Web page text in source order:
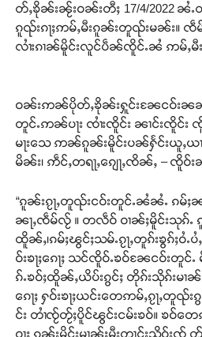
တ်ႇၶိုၼ်းၼႂ်းဝၼ်းတီႈ 17/4/2022 ၼႆႉ
ၵူၺ်းၵႃႈဢမ်ႇမီးၵူၼ်းတူၺ်းမၼ်း။ ၸဵ
လၢႆးၵၢၼ်မိူင်းလူင်ပဵၼ်ၸိူင်ႉၼႆ ဢမ်ႇမီ
ဝၼ်းဢၼ်ပိုတ်ႇၶိုၼ်းႁူင်းၼႄငဝ်းၼၼ်
တူင်ႉဢၼ်ပႃး ၸၢႆးၸိူင်း ၼၢင်းၸိူင်း
မႃးသေ ဢၼ်ၵူၼ်းမိူင်းပၼ်ႁႅင်းယူႇယ
မိၼ်း၊ ဢဵင်ႇတရႃႇၵျေႃႇၸိၼ်ႇ – ၸိူဝ်း
“ၵူၼ်းၵႂႃႇတူၺ်းငဝ်းတူင်ႉၼႆၼႆႉ ၵမ်
ၼႃႇၸဵမ်လႂ် ။ တလဵဝ် ဝၢၼ်ႈမိူင်းသုၵ်ႉ
ထိူၼ်ႇ၊ၵမ်ႈၽွင်ႈသမ်ႉၵႂႃႇတူၵ်းၶွၵ်ႈဝႆႉ
ဝ်းၶႃႈၵေႃႈ သင်ၸိူဝ်ႉၶဝ်ၼႄငဝ်းတူ
ၵ်ႉၶဝ်ႈထိူၼ်ႇယိပ်းၵွင်ႈ တိုၵ်းသိုၵ်းမၢ
ၵေႃႈ ႁဝ်းၶႃႈယင်းတေဢမ်ႇၵႂႃႇတူၺ်
င်း တၢႆၸႂ်တႂ်ႈပိူင်ၽွင်းငမ်းၶဝ်။ ၶဝ်တ
ဝႃႈ ၵူၼ်းမိူင်းမၢၼ်ႈမီးတၢင်းသိူဝ်းၸႂ်